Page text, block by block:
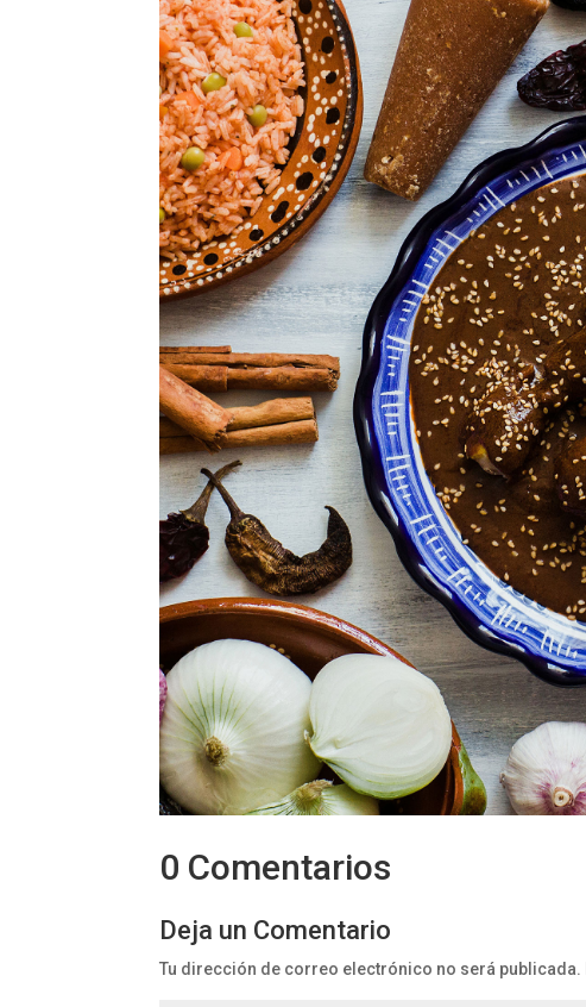
0 Comentarios
Deja un Comentario
Tu dirección de correo electrónico no será publicada.